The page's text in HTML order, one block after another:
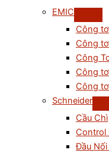
EMIC
Công
Công
Công
Công
Công
Schneider
Cầu Chì
Control
Đầu Nối